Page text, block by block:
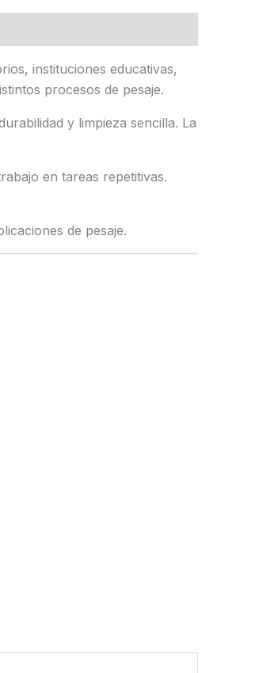
instituciones educativas,
procesos de pesaje.
y limpieza sencilla. La
en tareas repetitivas.
de pesaje.